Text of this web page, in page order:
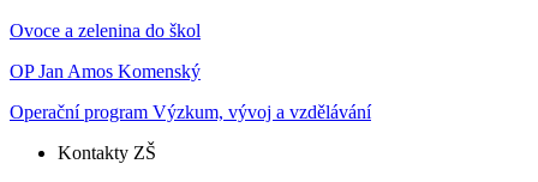
Ovoce a zelenina do škol
OP Jan Amos Komenský
Operační program Výzkum, vývoj a vzdělávání
Kontakty ZŠ